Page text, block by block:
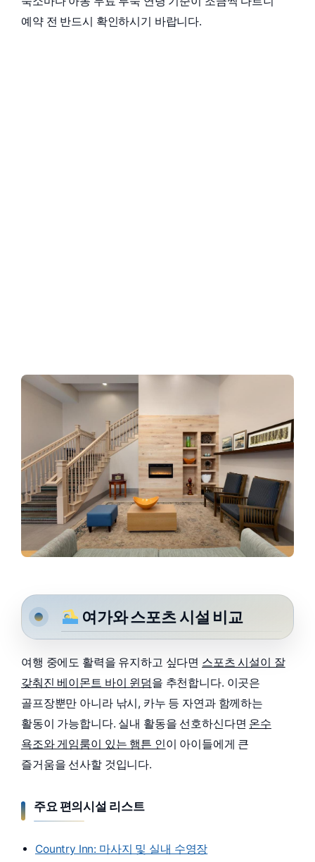
예약 전 반드시 확인하시기 바랍니다.
여가와 스포츠 시설 비교
여행 중에도 활력을 유지하고 싶다면 스포츠 시설이 잘
갖춰진 베이몬트 바이 윈덤을 추천합니다. 이곳은
골프장뿐만 아니라 낚시, 카누 등 자연과 함께하는
활동이 가능합니다. 실내 활동을 선호하신다면 온수
욕조와 게임룸이 있는 햄튼 인이 아이들에게 큰
즐거움을 선사할 것입니다.
주요 편의시설 리스트
Country Inn: 마사지 및 실내 수영장